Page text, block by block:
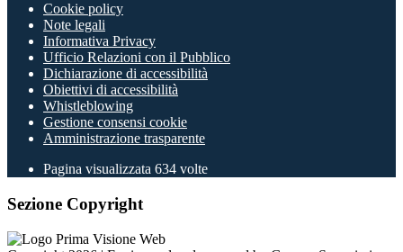
Cookie policy
Note legali
Informativa Privacy
Ufficio Relazioni con il Pubblico
Dichiarazione di accessibilità
Obiettivi di accessibilità
Whistleblowing
Gestione consensi cookie
Amministrazione trasparente
Pagina visualizzata 634 volte
Sezione Copyright